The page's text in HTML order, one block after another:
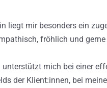
liegt mir besonders ein
fröhlich und
mich bei einer
der Klient:innen, bei